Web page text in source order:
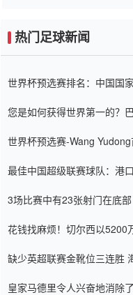
热门足球新闻
世界杯预选赛排名：中国国
您是如何获得世界第一的？
世界杯预选赛-Wang
最佳中国超级联赛球队：港
3场比赛中有23张射门在底
花钱找麻烦！切尔西以5200
缺少英超联赛金靴位三连胜
皇家马德里令人兴奋地消除